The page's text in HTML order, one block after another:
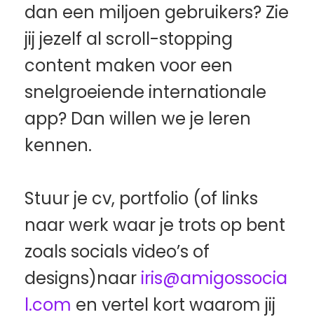
dan een miljoen gebruikers? Zie
jij jezelf al scroll-stopping
content maken voor een
snelgroeiende internationale
app? Dan willen we je leren
kennen.
Stuur je cv, portfolio (of links
naar werk waar je trots op bent
zoals socials video’s of
designs)naar iris@amigossocia
l.com en vertel kort waarom jij